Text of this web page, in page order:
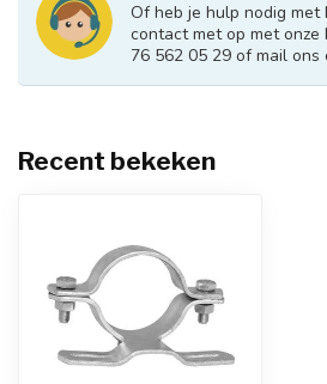
Of heb je hulp nodig met
contact met op met
76 562 05 29 of mail ons
Recent bekeken